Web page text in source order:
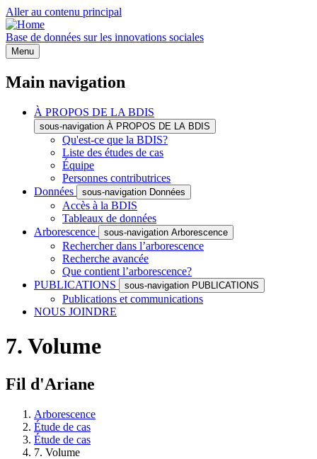
Aller au contenu principal
Base de données sur les innovations sociales
Menu
Main navigation
À PROPOS DE LA BDIS
sous-navigation À PROPOS DE LA BDIS
Qu'est-ce que la BDIS?
Liste des études de cas
Équipe
Personnes contributrices
Données
sous-navigation Données
Accès à la BDIS
Tableaux de données
Arborescence
sous-navigation Arborescence
Rechercher dans l’arborescence
Recherche avancée
Que contient l’arborescence?
PUBLICATIONS
sous-navigation PUBLICATIONS
Publications et communications
NOUS JOINDRE
7. Volume
Fil d'Ariane
Arborescence
Étude de cas
Étude de cas
7. Volume